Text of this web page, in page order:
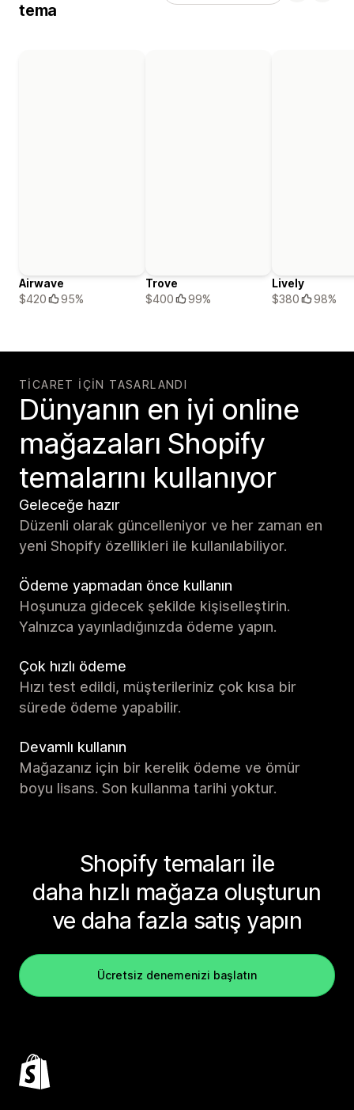
tema
Airwave
$420
95%
Trove
$400
99%
Lively
$380
98%
TICARET IÇIN TASARLANDI
Dünyanın en iyi online
mağazaları Shopify
temalarını kullanıyor
Geleceğe hazır
Düzenli olarak güncelleniyor ve her zaman en
yeni Shopify özellikleri ile kullanılabiliyor.
Ödeme yapmadan önce kullanın
Hoşunuza gidecek şekilde kişiselleştirin.
Yalnızca yayınladığınızda ödeme yapın.
Çok hızlı ödeme
Hızı test edildi, müşterileriniz çok kısa bir
sürede ödeme yapabilir.
Devamlı kullanın
Mağazanız için bir kerelik ödeme ve ömür
boyu lisans. Son kullanma tarihi yoktur.
Shopify temaları ile
daha hızlı mağaza oluşturun
ve daha fazla satış yapın
Ücretsiz denemenizi başlatın